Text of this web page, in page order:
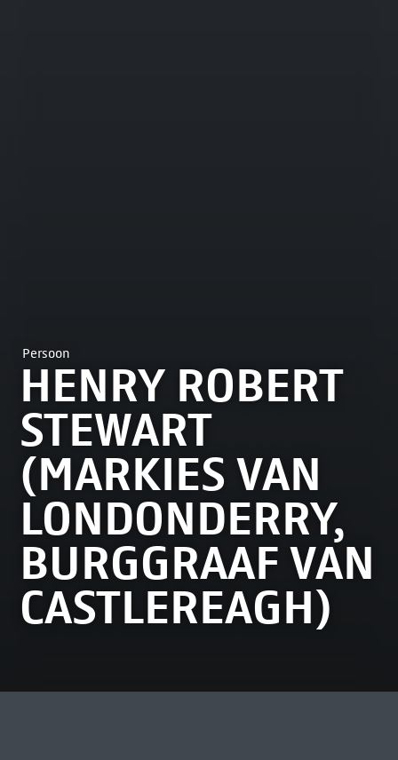
Persoon
HENRY ROBERT
STEWART
(MARKIES VAN
LONDONDERRY,
BURGGRAAF VAN
CASTLEREAGH)